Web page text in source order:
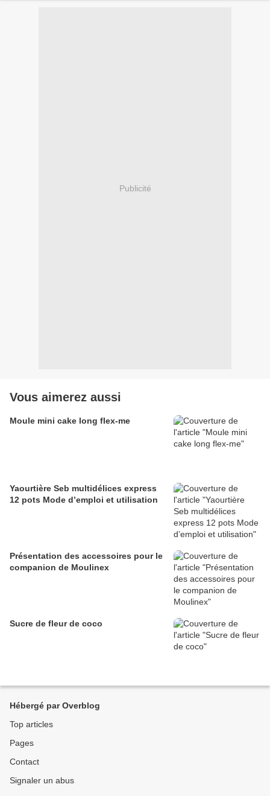
Publicité
Vous aimerez aussi
Moule mini cake long flex-me
Yaourtière Seb multidélices express
12 pots Mode d’emploi et utilisation
Présentation des accessoires pour le
companion de Moulinex
Sucre de fleur de coco
Hébergé par Overblog
Top articles
Pages
Contact
Signaler un abus